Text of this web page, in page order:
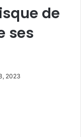
de
ses
2023